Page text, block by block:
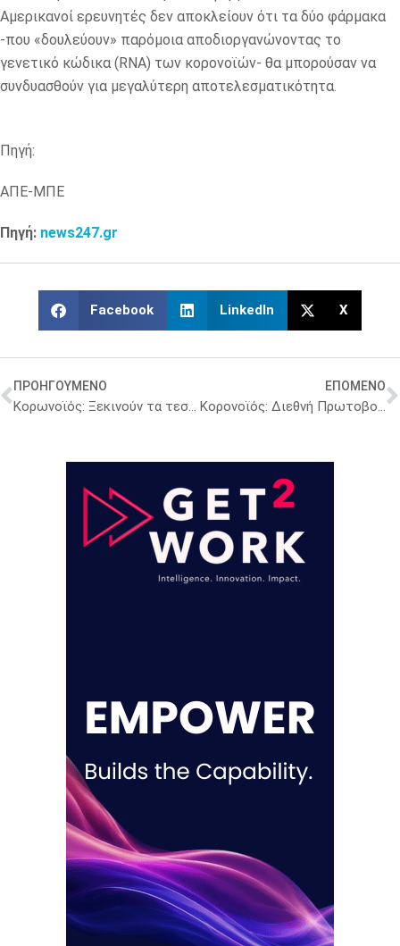
Αμερικανοί ερευνητές δεν αποκλείουν ότι τα δύο φάρμακα
-που «δουλεύουν» παρόμοια αποδιοργανώνοντας το
γενετικό κώδικα (RNA) των κορονοϊών- θα μπορούσαν να
συνδυασθούν για μεγαλύτερη αποτελεσματικότητα.
Πηγή:
ΑΠΕ-ΜΠΕ
Πηγή: news247.gr
Facebook LinkedIn X
ΠΡΟΗΓΟΥΜΕΝΟ
Κορωνοϊός: Ξεκινούν τα τεστ κατ’ οίκον -Στο δρόμο 500 Κινητές Μονάδες Υγείας
ΕΠΟΜΕΝΟ
Κορονοϊός: Διεθνή Πρωτοβουλία Δράσης ύψους $100.000.000 από το Ίδρυμα Σταύρος Νιάρχος